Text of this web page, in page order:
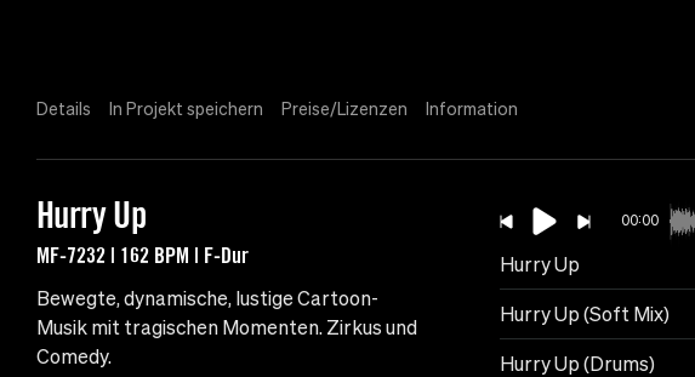
Details In Projekt speichern Preise/Lizenzen Information
Hurry Up
MF-7232 | 162 BPM | F-Dur
Bewegte, dynamische, lustige Cartoon-
Musik mit tragischen Momenten. Zirkus und
Comedy.
00:00
Hurry Up
Hurry Up (Soft Mix)
Hurry Up (Drums)